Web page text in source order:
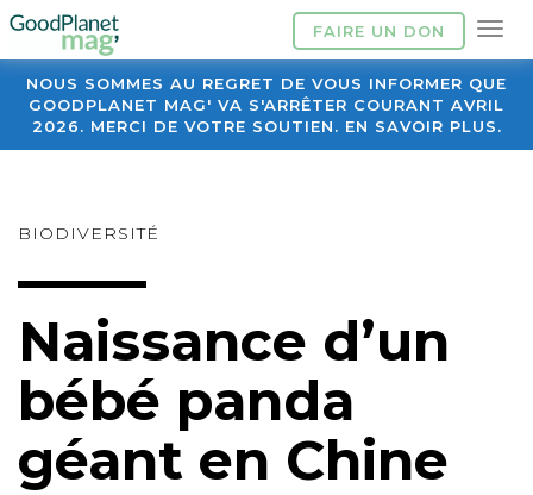
FAIRE UN DON
NOUS SOMMES AU REGRET DE VOUS INFORMER QUE
GOODPLANET MAG' VA S'ARRÊTER COURANT AVRIL
2026. MERCI DE VOTRE SOUTIEN. EN SAVOIR PLUS.
BIODIVERSITÉ
Naissance d’un
bébé panda
géant en Chine